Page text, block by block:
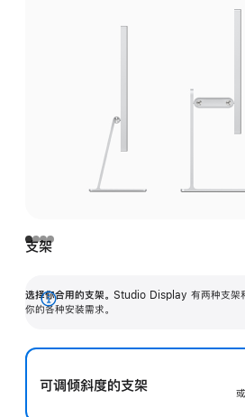
支架
选择你合用的支架。 Studio Display 有两种支架
你的各种安装需求。
展
可调倾斜度的支架